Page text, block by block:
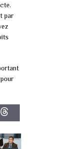
par